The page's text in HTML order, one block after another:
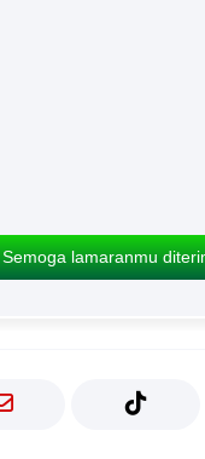
Semoga lamaranmu